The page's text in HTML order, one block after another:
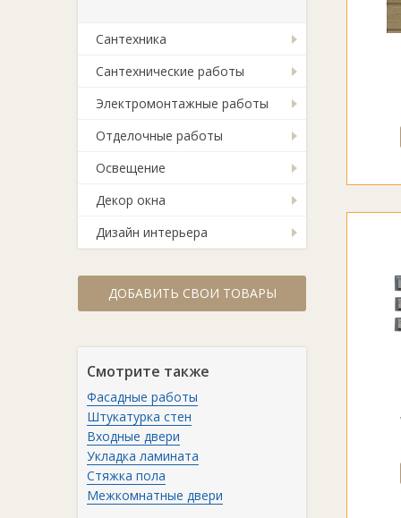
Сантехника
Сантехнические работы
Электромонтажные работы
Отделочные работы
Освещение
Декор окна
Дизайн интерьера
ДОБАВИТЬ СВОИ ТОВАРЫ
Смотрите также
Фасадные работы
Штукатурка стен
Входные двери
Укладка ламината
Стяжка пола
Межкомнатные двери